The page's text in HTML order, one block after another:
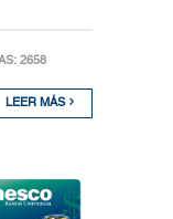
2658
LEER MÁS